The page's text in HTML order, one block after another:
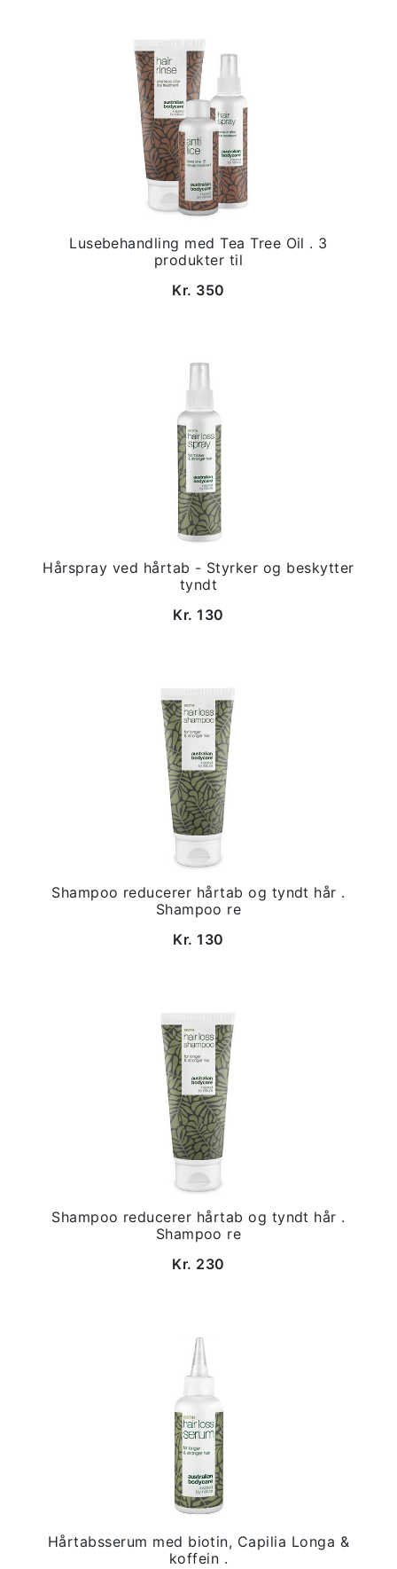
Lusebehandling med Tea Tree Oil . 3
produkter til
Kr. 350
Hårspray ved hårtab - Styrker og beskytter
tyndt
Kr. 130
Shampoo reducerer hårtab og tyndt hår .
Shampoo re
Kr. 130
Shampoo reducerer hårtab og tyndt hår .
Shampoo re
Kr. 230
Hårtabsserum med biotin, Capilia Longa &
koffein .